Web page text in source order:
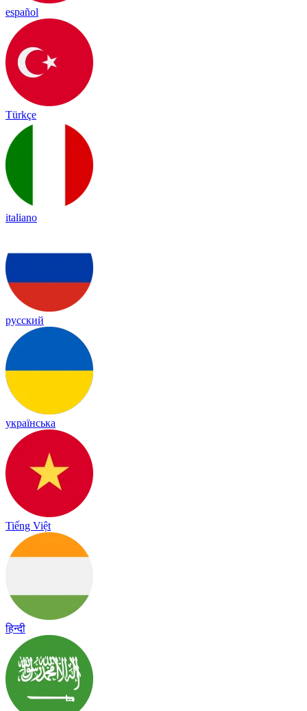
español
Türkçe
italiano
русский
українська
Tiếng Việt
हिन्दी